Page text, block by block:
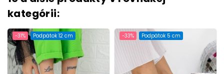
kategórii:
-31% Podpätok 12 cm -33% Podpätok 5 cm